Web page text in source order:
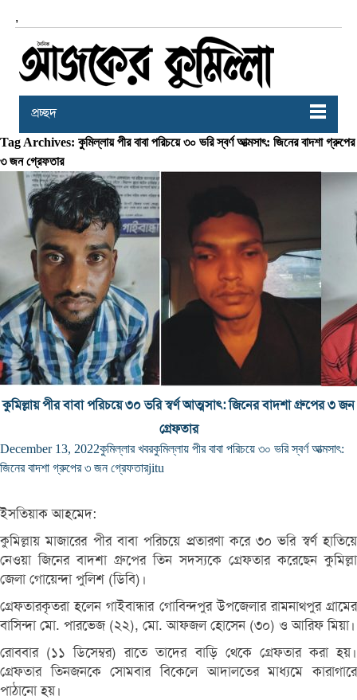
,
প্রচ্ছদ
Tag Archives: কুমিল্লায় পীর বাবা পরিচয়ে ৩০ ভরি স্বর্ণ আত্মসাৎ: জিনের বাদশা গ্রুপের
৩ জন গ্রেফতার
কুমিল্লায় পীর বাবা পরিচয়ে ৩০ ভরি স্বর্ণ আত্মসাৎ: জিনের বাদশা গ্রুপের ৩ জন
গ্রেফতার
December 13, 2022কুমিল্লার খবরকুমিল্লায় পীর বাবা পরিচয়ে ৩০ ভরি স্বর্ণ আত্মসাৎ:
জিনের বাদশা গ্রুপের ৩ জন গ্রেফতারjitu
ইসতিয়াক আহমেদ:
কুমিল্লায় মাজারের পীর বাবা পরিচয়ে প্রতারণা করে ৩০ ভরি স্বর্ণ হাতিয়ে
নেওয়া জিনের বাদশা গ্রুপের তিন সদস্যকে গ্রেফতার করেছেন কুমিল্লা
জেলা গোয়েন্দা পুলিশ (ডিবি)।
গ্রেফতারকৃতরা হলেন গাইবান্ধার গোবিন্দপুর উপজেলার রামনাথপুর গ্রামের
বাসিন্দা মো. পারভেজ (২২), মো. আফজল হোসেন (৩০) ও আরিফ মিয়া।
রোববার (১১ ডিসেম্বর) রাতে তাদের বাড়ি থেকে গ্রেফতার করা হয়।
গ্রেফতার তিনজনকে সোমবার বিকেলে আদালতের মাধ্যমে কারাগারে
পাঠানো হয়।